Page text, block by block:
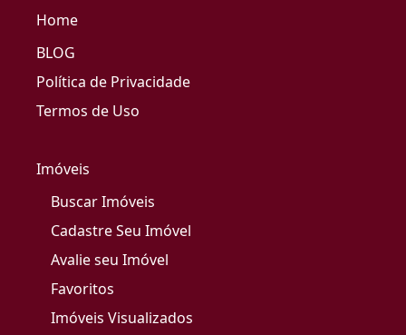
Home
BLOG
Política de Privacidade
Termos de Uso
Imóveis
Buscar Imóveis
Cadastre Seu Imóvel
Avalie seu Imóvel
Favoritos
Imóveis Visualizados